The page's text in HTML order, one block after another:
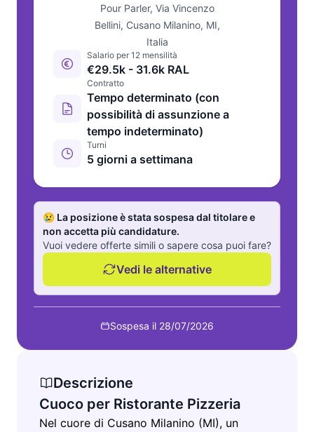
Pour Parler, Via Vincenzo
Bellini, Cusano Milanino, MI,
Italia
Salario per 12 mensilità
€29.5k - 31.6k RAL
Contratto
Tempo determinato (con
possibilità di assunzione a
tempo indeterminato)
Turni
5 giorni a settimana
😢 La posizione è stata sospesa dal titolare e
non accetta più candidature.
Vuoi vedere offerte simili o sapere cosa puoi fare?
Vedi le alternative
Sospesa il 28/07/2026
Descrizione
Cuoco per Ristorante Pizzeria
Nel cuore di Cusano Milanino (MI), un